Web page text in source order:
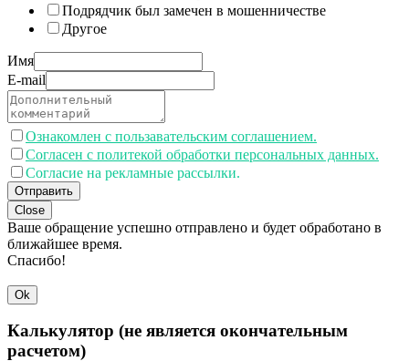
Подрядчик был замечен в мошенничестве
Другое
Имя
E-mail
Ознакомлен с пользавательским соглашением.
Согласен с политекой обработки персональных данных.
Согласие на рекламные рассылки.
Отправить
Close
Ваше обращение успешно отправлено и будет обработано в
ближайшее время.
Спасибо!
Ok
Калькулятор (не является окончательным
расчетом)